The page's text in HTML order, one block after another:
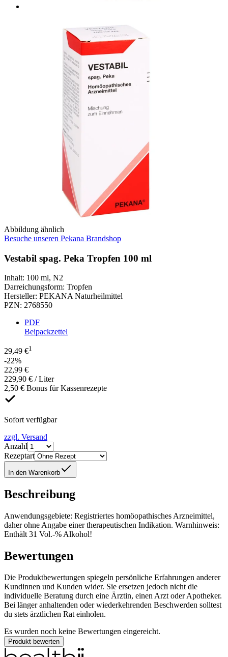
Abbildung ähnlich
Besuche unseren Pekana Brandshop
Vestabil spag. Peka Tropfen 100 ml
Inhalt: 100 ml, N2
Darreichungsform: Tropfen
Hersteller: PEKANA Naturheilmittel
PZN: 2768550
PDF
Beipackzettel
29,49 €1
-22%
22,99 €
229,90 € / Liter
2,50 € Bonus für Kassenrezepte
Sofort verfügbar
zzgl. Versand
Anzahl
Rezeptart
In den Warenkorb
Beschreibung
Anwendungsgebiete: Registriertes homöopathisches Arzneimittel,
daher ohne Angabe einer therapeutischen Indikation. Warnhinweis:
Enthält 31 Vol.-% Alkohol!
Bewertungen
Die Produktbewertungen spiegeln persönliche Erfahrungen anderer
Kundinnen und Kunden wider. Sie ersetzen jedoch nicht die
individuelle Beratung durch eine Ärztin, einen Arzt oder Apotheker.
Bei länger anhaltenden oder wiederkehrenden Beschwerden solltest
du stets ärztlichen Rat einholen.
Es wurden noch keine Bewertungen eingereicht.
Produkt bewerten